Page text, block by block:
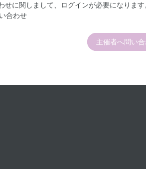
せに関しまして、ログインが必要になります
合わせ
主催者へ問い